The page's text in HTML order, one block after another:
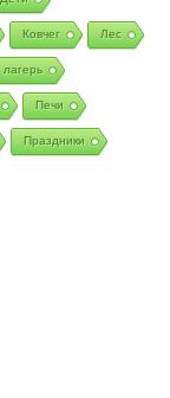
Ковчег Лес
Печи
Праздники